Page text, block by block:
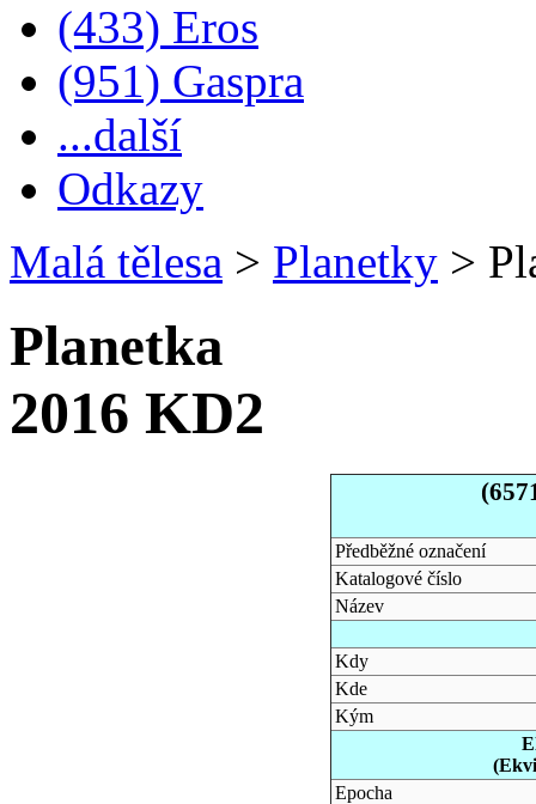
(433) Eros
(951) Gaspra
...další
Odkazy
Malá tělesa > Planetky >
Planetka
2016 KD2
Předběžné označení
Katalogové číslo
Název
Kdy
Kde
Kým
Epocha